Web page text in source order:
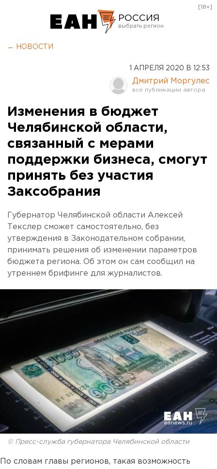
РОССИЯ
Оренбург
[18+]
← НОВОСТИ
1 АПРЕЛЯ 2020 В 12:53
Дмитрий Моргулес
Изменения в бюджет
Челябинской области,
связанный с мерами
поддержки бизнеса, смогут
принять без участия
Заксобрания
Губернатор Челябинской области Алексей
Текслер сможет самостоятельно, без
утверждения в Законодательном собрании,
принимать решения об изменении параметров
бюджета региона. Об этом он сам сообщил на
утреннем брифинге для журналистов.
© Пресс-служба губернатора Челябинской области
По словам главы регионов, такая возможность